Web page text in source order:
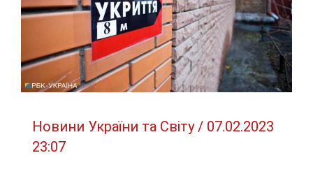
Новини України та Світу/ 07.02.2023
23:07